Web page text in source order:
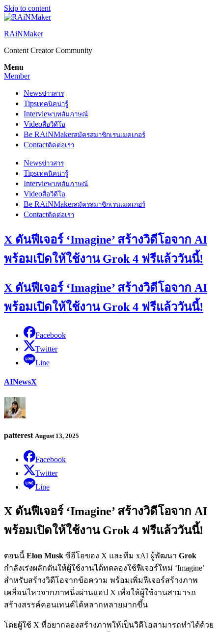
Skip to content
RAiNMaker
Content Creator Community
Menu
Member
Newsข่าวสาร
Tipsเทคนิคน่ารู้
Interviewบทสัมภาษณ์
Videoสื่อวีดีโอ
Be RAiNMakerสมัครสมาชิกเรนเมคเกอร์
Contactติดต่อเรา
Newsข่าวสาร
Tipsเทคนิคน่ารู้
Interviewบทสัมภาษณ์
Videoสื่อวีดีโอ
Be RAiNMakerสมัครสมาชิกเรนเมคเกอร์
Contactติดต่อเรา
X ดันฟีเจอร์ ‘Imagine’ สร้างวิดีโอจาก AI
พร้อมเปิดให้ใช้งาน Grok 4 ฟรีแล้ววันนี้!
X ดันฟีเจอร์ ‘Imagine’ สร้างวิดีโอจาก AI
พร้อมเปิดให้ใช้งาน Grok 4 ฟรีแล้ววันนี้!
Facebook
Twitter
Line
AINewsX
patterest August 13, 2025
Facebook
Twitter
Line
X ดันฟีเจอร์ ‘Imagine’ สร้างวิดีโอจาก AI
พร้อมเปิดให้ใช้งาน Grok 4 ฟรีแล้ววันนี้!
ตอนนี้ Elon Musk ซีอีโอของ X และทีม xAI ผู้พัฒนา Grok
กำลังเร่งผลักดันให้ผู้ใช้งานได้ทดลองใช้ฟีเจอร์ใหม่ ‘Imagine’
สำหรับสร้างวิดีโอจากข้อความ พร้อมเพิ่มฟีเจอร์สร้างภาพ
เคลื่อนไหวจากภาพนิ่งผ่านแอป X เพื่อให้ผู้ใช้งานสามารถ
สร้างสรรค์คอนเทนต์ได้หลากหลายมากขึ้น
โดยผู้ใช้ X ที่อยากลองสร้างภาพให้เป็นวิดีโอสามารถทำได้ด้วย